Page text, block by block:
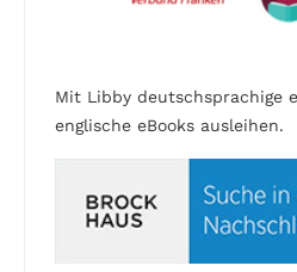
Mit Libby deutschsprachige
englische eBooks ausleihen.